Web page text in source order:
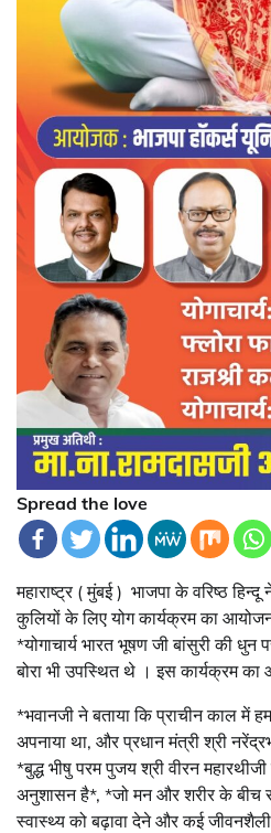
Spread the love
महाराष्ट्र ( मुंबई ) भाजपा के वरिष्ठ
कुलियों के लिए योग कार्यक्रम का
*योगाचार्य भारत भूषण जी बांसुरी की
बोरा भी उपस्थित थे । इस कार्यक्रम
*भवानजी ने बताया कि प्राचीन काल में
अपनाया था, और प्रधान मंत्री श्री
*बुद्ध भीषु परम पुजय श्री वीरन
अनुशासन है*, *जो मन और शरीर के बीच
स्वास्थ्य को बढ़ावा देने और कई